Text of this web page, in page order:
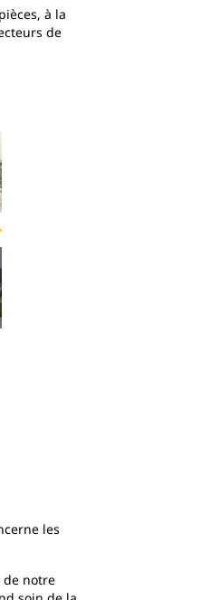
à la
de
les
de notre